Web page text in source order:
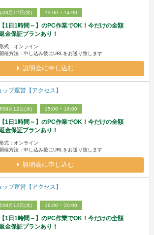
08月12日(水) 13:00 ~ 14:00
【1日1時間～】のPC作業でOK！今だけの全額
金保証プランあり！
式：オンライン
開催方法：申し込み後にURLをお送り致します
説明会に申し込む
プ運営【アクセス】
08月12日(水) 15:00 ~ 16:00
【1日1時間～】のPC作業でOK！今だけの全額
金保証プランあり！
式：オンライン
開催方法：申し込み後にURLをお送り致します
説明会に申し込む
プ運営【アクセス】
08月12日(水) 19:00 ~ 20:00
【1日1時間～】のPC作業でOK！今だけの全額
金保証プランあり！